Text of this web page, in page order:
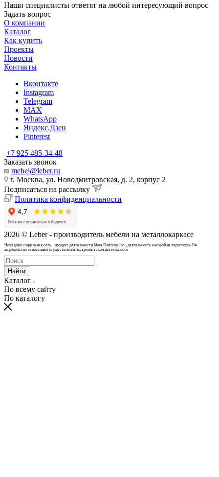
Наши специалисты ответят на любой интересующий вопрос
Задать вопрос
О компании
Каталог
Как купить
Проекты
Новости
Контакты
Вконтакте
Instagram
Telegram
MAX
WhatsApp
Яндекс.Дзен
Pinterest
+7 925 485-34-48
Заказать звонок
mebel@leber.ru
г. Москва, ул. Новодмитровская, д. 2, корпус 2
Подписаться на рассылку
Политика конфиденциальности
2026 © Leber - производитель мебели на металлокаркасе
*Instagram cоциальная сеть - продукт деятельности Meta Platforms Inc., деятельность которой на территории РФ
запрещена по основаниям осуществления экстремистской деятельности
Найти
Каталог
По всему сайту
По каталогу